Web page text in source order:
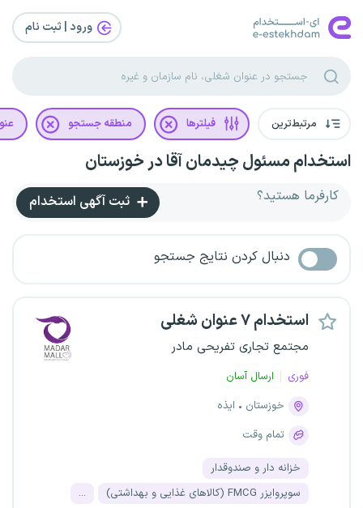
ورود | ثبت‌ نام
مرتبط‌ترین فیلترها منطقه جستجو
استخدام مسئول چیدمان آقا در خوزستان
کارفرما هستید؟ ثبت آگهی استخدام
دنبال کردن نتایج جستجو
استخدام ۷ عنوان شغلی
مجتمع تجاری تفریحی مادر
فوری
ارسال آسان
خوزستان
ایذه
تمام وقت
خزانه دار و صندوقدار
سوپروایزر FMCG (کالاهای غذایی و بهداشتی)
...